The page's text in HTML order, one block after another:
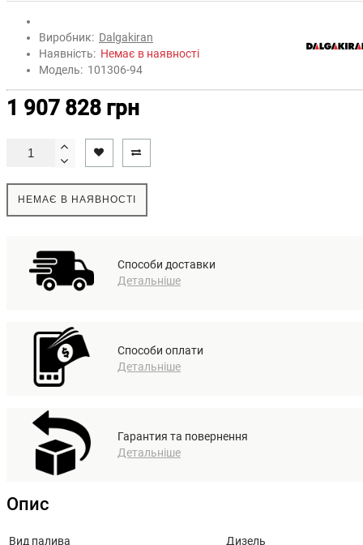
Виробник: Dalgakiran
Наявність: Немає в наявності
Модель: 101306-94
1 907 828 грн
НЕМАЄ В НАЯВНОСТІ
Способи доставки
Детальніше
Способи оплати
Детальніше
Гарантия та повернення
Детальніше
Опис
Вид палива Дизель